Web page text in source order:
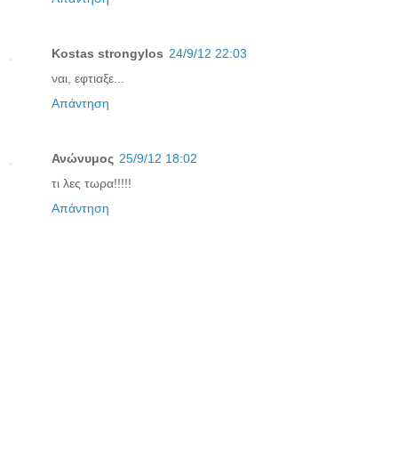
Kostas strongylos 24/9/12 22:03
ναι, εφτιαξε...
Απάντηση
Ανώνυμος 25/9/12 18:02
τι λες τωρα!!!!!
Απάντηση